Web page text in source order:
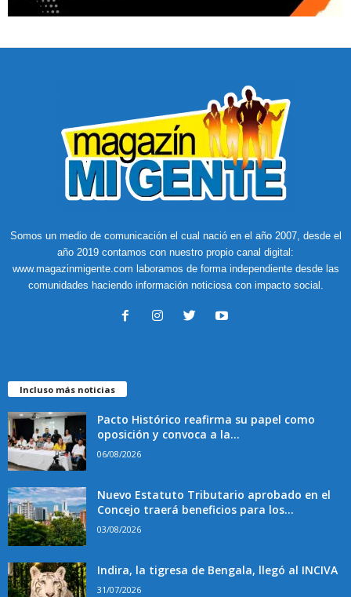
Somos un medio de comunicación el cual nació en el año 2007, desde el
año 2019 contamos con nuestro propio canal digital:
www.magazinmigente.com laboramos de forma independiente desde las
comunidades haciendo información noticiosa con impacto social.
Incluso más noticias
Pacto Histórico reafirma su papel como
oposición y convoca a la...
06/08/2026
Nuevo Estatuto Tributario aprobado en el
Concejo traerá beneficios para los...
03/08/2026
Indira, la tigresa de Bengala, llegó al INCIVA
31/07/2026